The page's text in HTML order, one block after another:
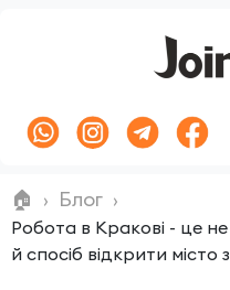
🏠 Блог
Робота в Кракові - це
й спосіб відкрити місто